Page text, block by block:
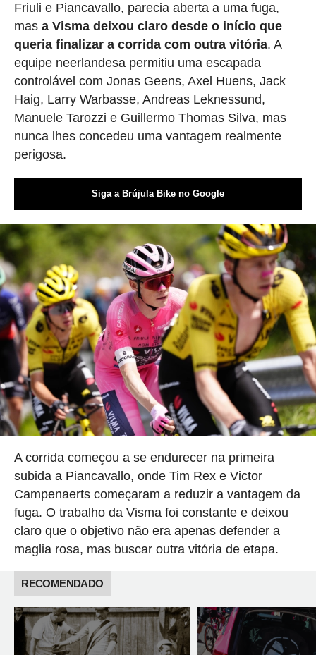
Friuli e Piancavallo, parecia aberta a uma fuga,
mas a Visma deixou claro desde o início que
queria finalizar a corrida com outra vitória. A
equipe neerlandesa permitiu uma escapada
controlável com Jonas Geens, Axel Huens, Jack
Haig, Larry Warbasse, Andreas Leknessund,
Manuele Tarozzi e Guillermo Thomas Silva, mas
nunca lhes concedeu uma vantagem realmente
perigosa.
Siga a Brújula Bike no Google
A corrida começou a se endurecer na primeira
subida a Piancavallo, onde Tim Rex e Victor
Campenaerts começaram a reduzir a vantagem da
fuga. O trabalho da Visma foi constante e deixou
claro que o objetivo não era apenas defender a
maglia rosa, mas buscar outra vitória de etapa.
RECOMENDADO